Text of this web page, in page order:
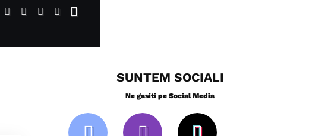
SUNTEM SOCIALI
Ne gasiti pe Social Media